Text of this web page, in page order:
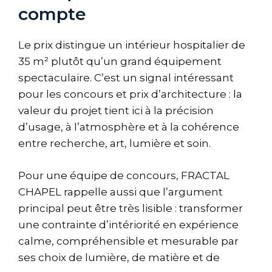
compte
Le prix distingue un intérieur hospitalier de
35 m² plutôt qu’un grand équipement
spectaculaire. C’est un signal intéressant
pour les concours et prix d’architecture : la
valeur du projet tient ici à la précision
d’usage, à l’atmosphère et à la cohérence
entre recherche, art, lumière et soin.
Pour une équipe de concours, FRACTAL
CHAPEL rappelle aussi que l’argument
principal peut être très lisible : transformer
une contrainte d’intériorité en expérience
calme, compréhensible et mesurable par
ses choix de lumière, de matière et de